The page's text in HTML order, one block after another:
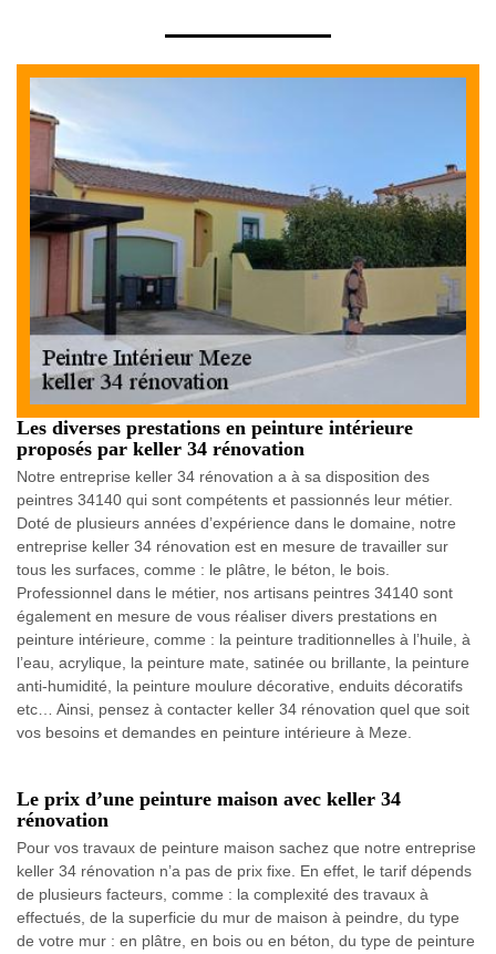
Les diverses prestations en peinture intérieure
proposés par keller 34 rénovation
Notre entreprise keller 34 rénovation a à sa disposition des
peintres 34140 qui sont compétents et passionnés leur métier.
Doté de plusieurs années d’expérience dans le domaine, notre
entreprise keller 34 rénovation est en mesure de travailler sur
tous les surfaces, comme : le plâtre, le béton, le bois.
Professionnel dans le métier, nos artisans peintres 34140 sont
également en mesure de vous réaliser divers prestations en
peinture intérieure, comme : la peinture traditionnelles à l’huile, à
l’eau, acrylique, la peinture mate, satinée ou brillante, la peinture
anti-humidité, la peinture moulure décorative, enduits décoratifs
etc… Ainsi, pensez à contacter keller 34 rénovation quel que soit
vos besoins et demandes en peinture intérieure à Meze.
Le prix d’une peinture maison avec keller 34
rénovation
Pour vos travaux de peinture maison sachez que notre entreprise
keller 34 rénovation n’a pas de prix fixe. En effet, le tarif dépends
de plusieurs facteurs, comme : la complexité des travaux à
effectués, de la superficie du mur de maison à peindre, du type
de votre mur : en plâtre, en bois ou en béton, du type de peinture